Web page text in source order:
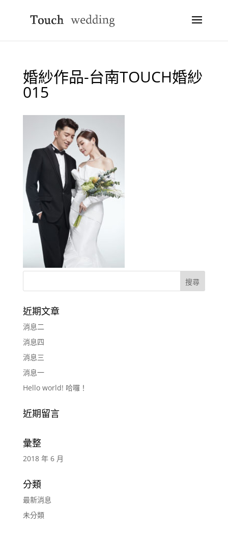
婚紗作品-台南TOUCH婚紗
015
近期文章
消息二
消息四
消息三
消息一
Hello world! 哈囉！
近期留言
彙整
2018 年 6 月
分類
最新消息
未分類